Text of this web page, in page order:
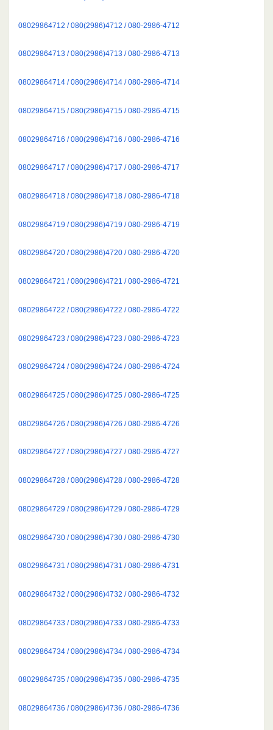
08029864712 / 080(2986)4712 / 080-2986-4712
08029864713 / 080(2986)4713 / 080-2986-4713
08029864714 / 080(2986)4714 / 080-2986-4714
08029864715 / 080(2986)4715 / 080-2986-4715
08029864716 / 080(2986)4716 / 080-2986-4716
08029864717 / 080(2986)4717 / 080-2986-4717
08029864718 / 080(2986)4718 / 080-2986-4718
08029864719 / 080(2986)4719 / 080-2986-4719
08029864720 / 080(2986)4720 / 080-2986-4720
08029864721 / 080(2986)4721 / 080-2986-4721
08029864722 / 080(2986)4722 / 080-2986-4722
08029864723 / 080(2986)4723 / 080-2986-4723
08029864724 / 080(2986)4724 / 080-2986-4724
08029864725 / 080(2986)4725 / 080-2986-4725
08029864726 / 080(2986)4726 / 080-2986-4726
08029864727 / 080(2986)4727 / 080-2986-4727
08029864728 / 080(2986)4728 / 080-2986-4728
08029864729 / 080(2986)4729 / 080-2986-4729
08029864730 / 080(2986)4730 / 080-2986-4730
08029864731 / 080(2986)4731 / 080-2986-4731
08029864732 / 080(2986)4732 / 080-2986-4732
08029864733 / 080(2986)4733 / 080-2986-4733
08029864734 / 080(2986)4734 / 080-2986-4734
08029864735 / 080(2986)4735 / 080-2986-4735
08029864736 / 080(2986)4736 / 080-2986-4736